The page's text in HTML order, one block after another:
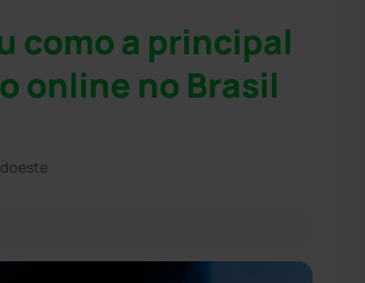
como a principal
online no Brasil